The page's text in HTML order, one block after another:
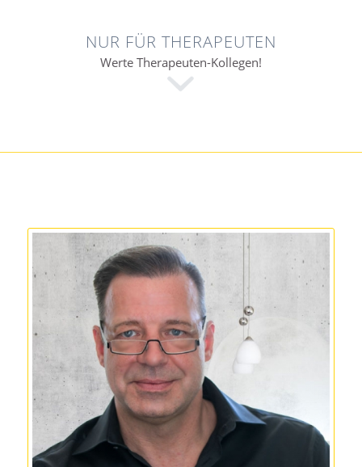
NUR FÜR THERAPEUTEN
Werte Therapeuten-Kollegen!